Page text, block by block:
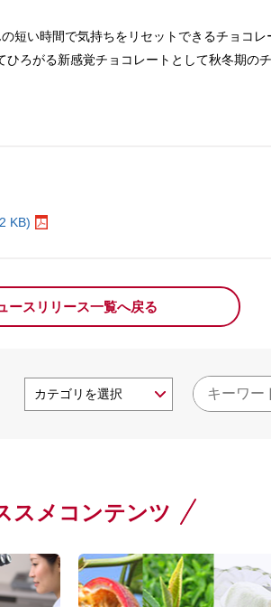
短い時間で気持ちをリセットできるチョコ
ろがる新感覚チョコレートとして秋冬期の
KB)
ースリリース一覧へ戻る
スメコンテンツ